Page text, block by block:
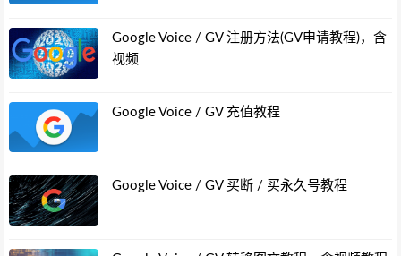
Google Voice / GV 注册方法(GV申请教程)，含
视频
Google Voice / GV 充值教程
Google Voice / GV 买断 / 买永久号教程